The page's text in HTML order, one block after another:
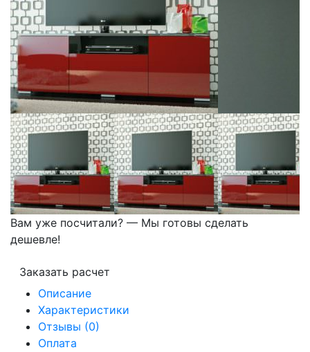
Вам уже посчитали? — Мы готовы сделать
дешевле!
Заказать расчет
Описание
Характеристики
Отзывы (0)
Оплата